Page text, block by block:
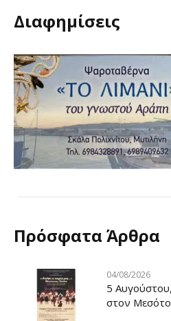
Διαφημίσεις
Πρόσφατα Άρθρα
04/08/2026
5
στον